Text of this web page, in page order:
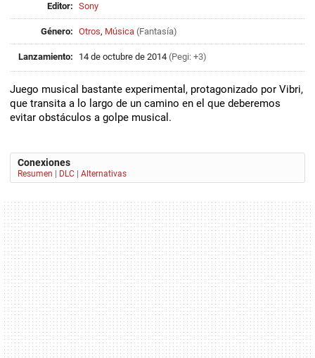
Editor: Sony
Género: Otros, Música (Fantasía)
Lanzamiento: 14 de octubre de 2014 (Pegi: +3)
Juego musical bastante experimental, protagonizado por Vibri,
que transita a lo largo de un camino en el que deberemos
evitar obstáculos a golpe musical.
Conexiones
Resumen DLC Alternativas